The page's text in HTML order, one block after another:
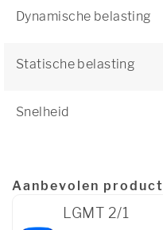
Dynamische belasting
Statische belasting
Snelheid
Aanbevolen
LGMT 2/1